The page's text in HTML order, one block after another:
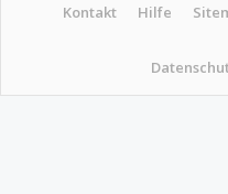
Kontakt Hilfe